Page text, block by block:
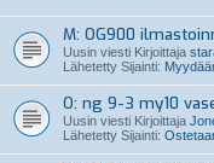
M: OG900
Uusin viesti Kirjoittaja
Lähetetty Sijainti:
O: ng 9-3 my10
Uusin viesti Kirjoittaja
Lähetetty Sijainti: